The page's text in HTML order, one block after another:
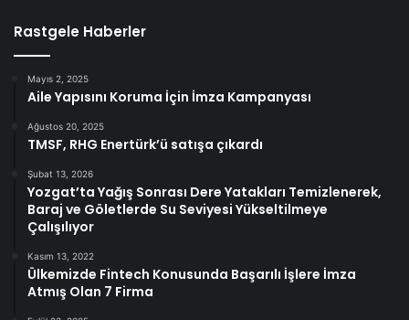
Rastgele Haberler
Mayıs 2, 2025
Aile Yapısını Koruma İçin İmza Kampanyası
Ağustos 20, 2025
TMSF, RHG Enertürk’ü satışa çıkardı
Şubat 13, 2026
Yozgat’ta Yağış Sonrası Dere Yatakları Temizlenerek,
Baraj ve Göletlerde Su Seviyesi Yükseltilmeye
Çalışılıyor
Kasım 13, 2022
Ülkemizde Fintech Konusunda Başarılı İşlere İmza
Atmış Olan 7 Firma